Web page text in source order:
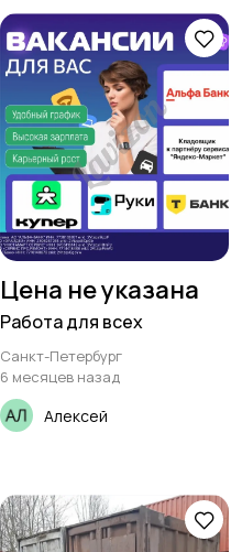
Цена не указана
Работа для всех
Санкт-Петербург
6 месяцев назад
Алексей